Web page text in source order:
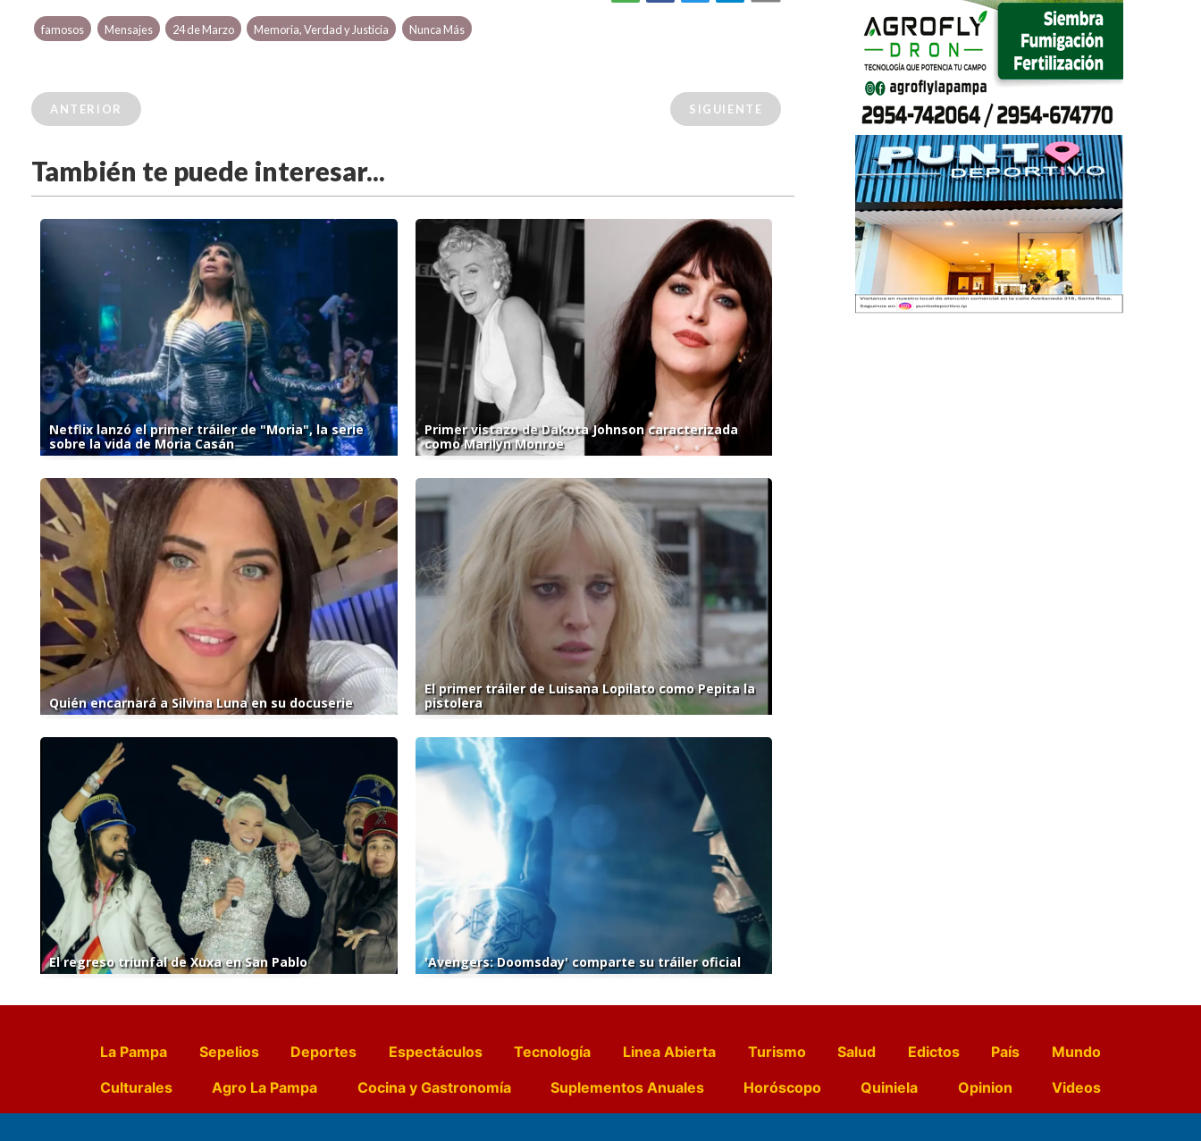
famosos Mensajes 24 de Marzo Memoria, Verdad y Justicia Nunca Más
ANTERIOR SIGUIENTE
También te puede interesar...
Netflix lanzó el primer tráiler de "Moria", la serie
sobre la vida de Moria Casán
Primer vistazo de Dakota Johnson caracterizada
como Marilyn Monroe
Quién encarnará a Silvina Luna en su docuserie
El primer tráiler de Luisana Lopilato como Pepita la
pistolera
El regreso triunfal de Xuxa en San Pablo 'Avengers: Doomsday' comparte su tráiler oficial
La Pampa Sepelios Deportes Espectáculos Tecnología Linea Abierta Turismo Salud Edictos País
Mundo
Culturales
Agro La Pampa Cocina y Gastronomía Suplementos Anuales Horóscopo Quiniela Opinion
Videos